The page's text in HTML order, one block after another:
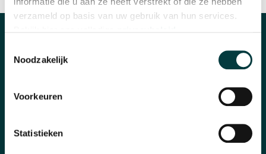
verzameld op basis van uw gebruik van hun services.
Noodzakelijk
Voorkeuren
Statistieken
Banden en accessoires